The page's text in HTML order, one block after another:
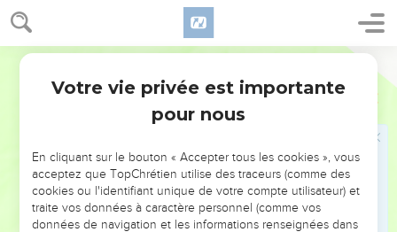
NE MANQUEZ PAS L’ÉVÉNEMENT
DE L’ANNÉE !
ET SI LEURS ERREURS POUVAIENT VOUS ÉVITER LES
VOTRES ?
Votre vie privée est importante
pour nous
En cliquant sur le bouton « Accepter tous les cookies », vous
acceptez que TopChrétien utilise des traceurs (comme des
cookies ou l'identifiant unique de votre compte utilisateur) et
traite vos données à caractère personnel (comme vos
données de navigation et les informations renseignées dans